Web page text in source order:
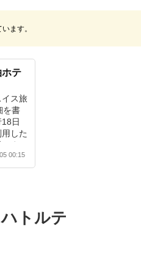
ます。
テ
ス旅
を書
日
した
ま
00:15
トルテ